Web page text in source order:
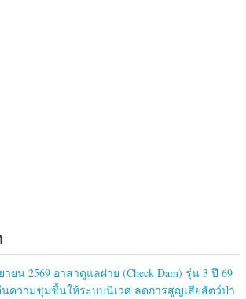
ยน 2569 อาสาดูแลฝาย (Check Dam) รุ่น 3 ปี 69
ความชุมชื้นให้ระบบนิเวศ ลดการสูญเสียสัตว์ป่า